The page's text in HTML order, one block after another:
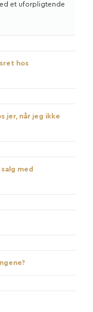
et uforpligtende
hos
jer, når jeg ikke
med